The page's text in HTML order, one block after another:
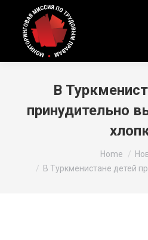
В
принудительно
Home
В Туркменистане детей